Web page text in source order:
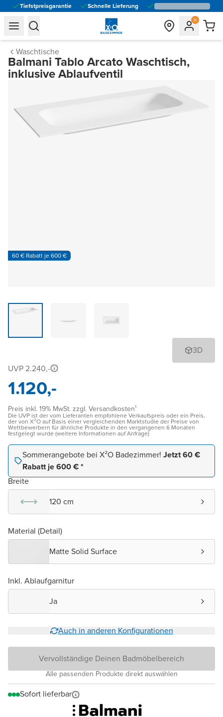
Tiefstpreisgarantie Schnelle Lieferung
general.navigation.toggle_menu.label
general.navigation.toggle_menu.label
Waschtische
Balmani Tablo Arcato Waschtisch,
inklusive Ablaufventil
60 € Rabatt je 600 €
3D
UVP 2.240,-
1.120,-
Preis inkl. 19% MwSt. zzgl. Versandkosten¹
Die UVP ist der vom Lieferanten empfohlene Verkaufspreis oder ein Preis,
der von X²O auf Basis einer vergleichenden Marktstudie der Preise von
Wettbewerbern für ähnliche Produkte in den vergangenen 6 Monaten
festgelegt wurde (weitere Informationen auf Anfrage)
Sommerangebote bei X²O Badezimmer! Jetzt 60 €
Rabatt je 600 € *
Breite
120 cm
Material (Detail)
Matte Solid Surface
Inkl. Ablaufgarnitur
Ja
Auch in anderen Konfigurationen
Vervollständige Deinen Badmöbelbereich
Alle passenden Produkte direkt auswählen
Sofort lieferbar